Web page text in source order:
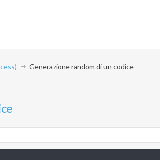
Generazione random di un codice